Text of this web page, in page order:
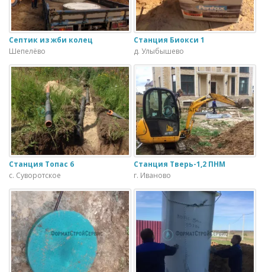
Септик из жби колец
Шепелёво
Станция Биокси 1
д. Улыбышево
Станция Топас 6
с. Суворотское
Станция Тверь-1,2 ПНМ
г. Иваново